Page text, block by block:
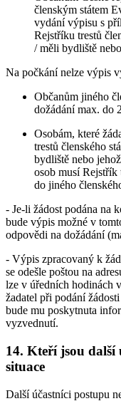
členským státem
vydání výpisu s
Rejstříku trestů
/ měli bydliště
Na počkání nelze výpis
Občanům jiného
dožádání max. do
Osobám, které
trestů členského
bydliště nebo
osob musí Rejstřík
do jiného
- Je-li žádost podána na
bude výpis možné v
odpovědi na dožádání
- Výpis zpracovaný k
se odešle poštou na
lze v úředních hodinách
žadatel při podání
bude mu poskytnuta
vyzvednutí.
14. Kteří jsou další
situace
Další účastníci postupu